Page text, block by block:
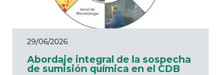
29/06/2026
Abordaje integral de la sospecha
de sumisión química en el CDB